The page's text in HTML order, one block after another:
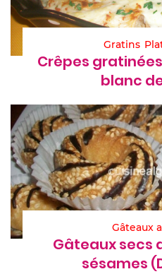
Gratins
Crêpes
blanc
Gâteaux
Gâteaux secs
sésames